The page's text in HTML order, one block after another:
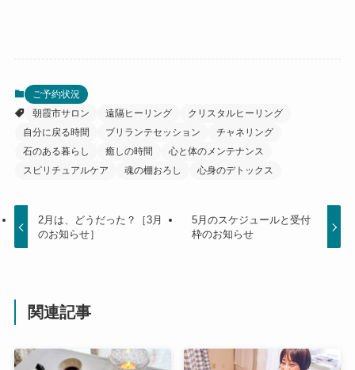
ご予約状況
朝霞市サロン
遠隔ヒーリング
クリスタルヒーリング
自分に戻る時間
ブリランテセッション
チャネリング
石のある暮らし
癒しの時間
心と体のメンテナンス
スピリチュアルケア
魂の棚おろし 心身のデトックス
2月は、どうだった？［3月
のお知らせ］
5月のスケジュールと受付
枠のお知らせ
関連記事